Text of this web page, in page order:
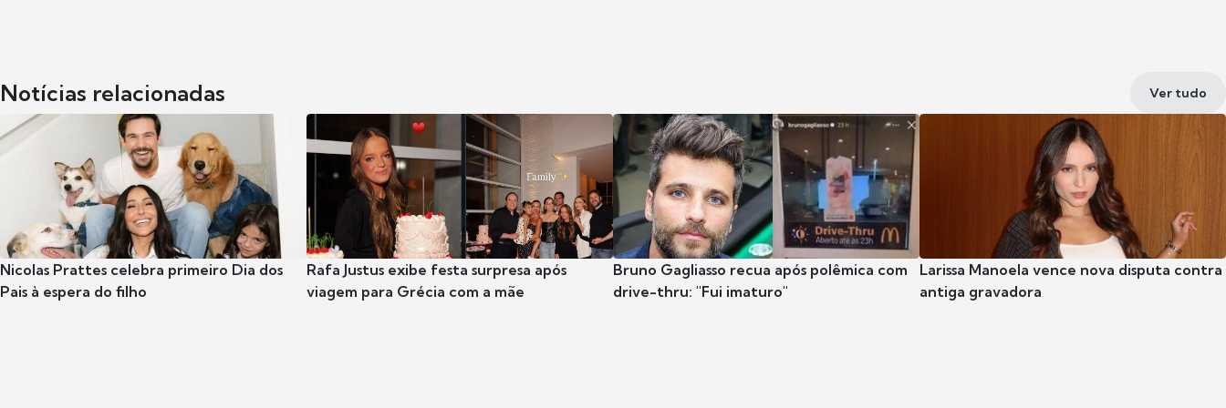
Notícias relacionadas Ver tudo
Nicolas Prattes celebra primeiro Dia dos
Pais à espera do filho
Rafa Justus exibe festa surpresa após
viagem para Grécia com a mãe
Bruno Gagliasso recua após polêmica com
drive-thru: "Fui imaturo"
Larissa Manoela vence nova disputa contra
antiga gravadora